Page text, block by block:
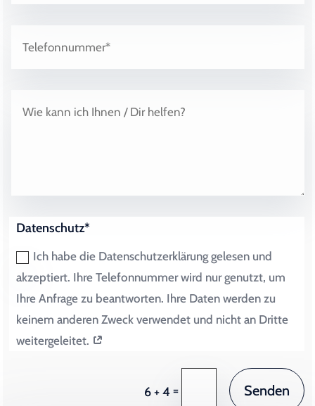
Datenschutz*
Ich habe die Datenschutzerklärung gelesen und
akzeptiert. Ihre Telefonnummer wird nur genutzt, um
Ihre Anfrage zu beantworten. Ihre Daten werden zu
keinem anderen Zweck verwendet und nicht an Dritte
weitergeleitet.
6 + 4 = Senden